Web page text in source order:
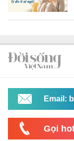
Email:
Gọi